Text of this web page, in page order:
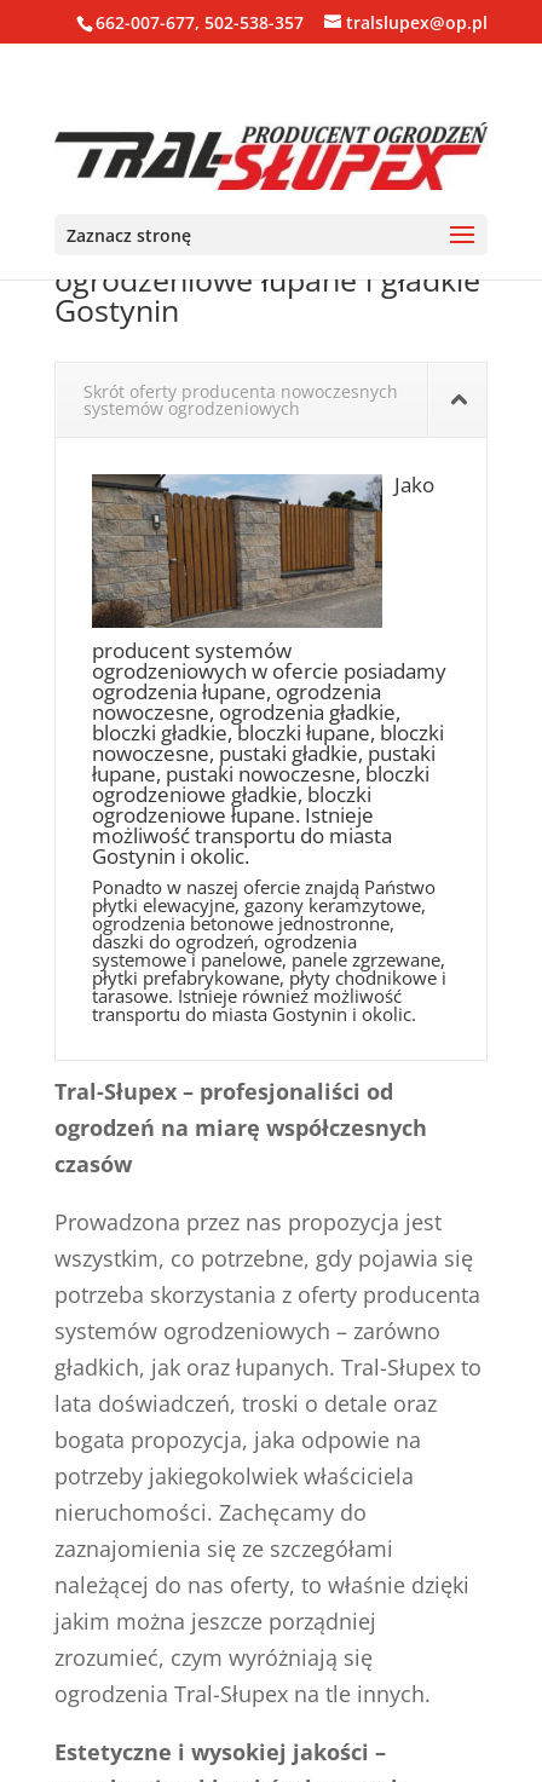
662-007-677, 502-538-357 tralslupex@op.pl
Zaznacz stronę
Ogrodzenia, bloczki, pustaki
ogrodzeniowe łupane i gładkie
Gostynin
Skrót oferty producenta nowoczesnych
systemów ogrodzeniowych
Jako
producent systemów
ogrodzeniowych w ofercie posiadamy
ogrodzenia łupane, ogrodzenia
nowoczesne, ogrodzenia gładkie,
bloczki gładkie, bloczki łupane, bloczki
nowoczesne, pustaki gładkie, pustaki
łupane, pustaki nowoczesne, bloczki
ogrodzeniowe gładkie, bloczki
ogrodzeniowe łupane. Istnieje
możliwość transportu do miasta
Gostynin i okolic.
Ponadto w naszej ofercie znajdą Państwo
płytki elewacyjne, gazony keramzytowe,
ogrodzenia betonowe jednostronne,
daszki do ogrodzeń, ogrodzenia
systemowe i panelowe, panele zgrzewane,
płytki prefabrykowane, płyty chodnikowe i
tarasowe. Istnieje również możliwość
transportu do miasta Gostynin i okolic.
Tral-Słupex – profesjonaliści od
ogrodzeń na miarę współczesnych
czasów
Prowadzona przez nas propozycja jest
wszystkim, co potrzebne, gdy pojawia się
potrzeba skorzystania z oferty producenta
systemów ogrodzeniowych – zarówno
gładkich, jak oraz łupanych. Tral-Słupex to
lata doświadczeń, troski o detale oraz
bogata propozycja, jaka odpowie na
potrzeby jakiegokolwiek właściciela
nieruchomości. Zachęcamy do
zaznajomienia się ze szczegółami
należącej do nas oferty, to właśnie dzięki
jakim można jeszcze porządniej
zrozumieć, czym wyróżniają się
ogrodzenia Tral-Słupex na tle innych.
Estetyczne i wysokiej jakości –